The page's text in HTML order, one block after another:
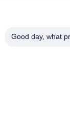
Good day, what